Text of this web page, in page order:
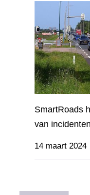
SmartRoads
van
14 maart 2024